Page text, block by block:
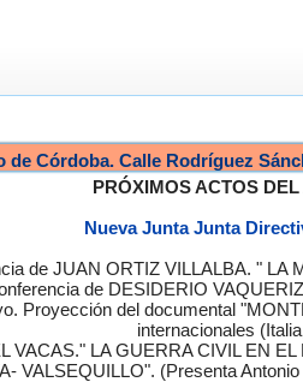
de Córdoba. Calle Rodríguez
PRÓXIMOS ACTOS
Nueva Junta Junta
de JUAN ORTIZ VILLALBA. "
de DESIDERIO
Proyección del documental
internacionales
VACAS." LA GUERRA CIVIL EN
VALSEQUILLO". (Presenta